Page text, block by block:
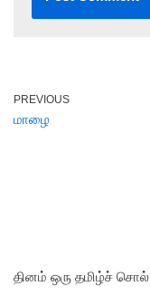
PREVIOUS
மாழை
தினம் ஒரு தமிழ்ச் சொல்